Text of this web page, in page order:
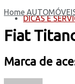
DICAS E
Home
Fiat
Marca de